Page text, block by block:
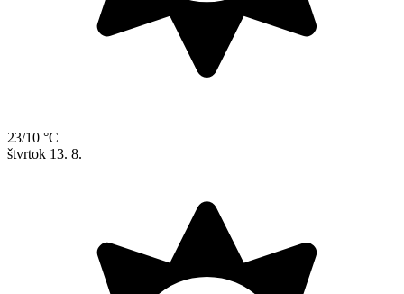
23/10 °C
štvrtok 13. 8.